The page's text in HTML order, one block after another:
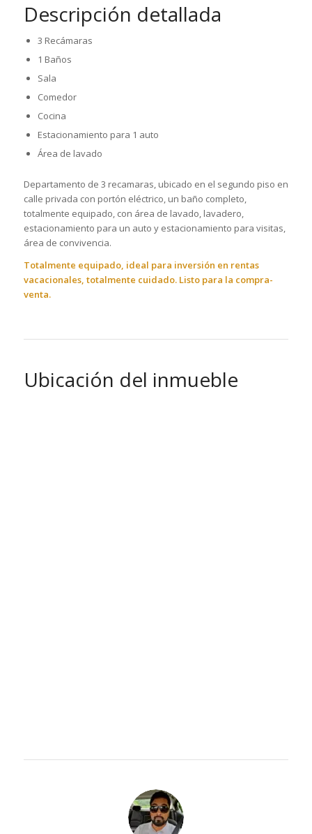
Descripción detallada
3 Recámaras
1 Baños
Sala
Comedor
Cocina
Estacionamiento para 1 auto
Área de lavado
Departamento de 3 recamaras, ubicado en el segundo piso en
calle privada con portón eléctrico, un baño completo,
totalmente equipado, con área de lavado, lavadero,
estacionamiento para un auto y estacionamiento para visitas,
área de convivencia.
Totalmente equipado, ideal para inversión en rentas
vacacionales, totalmente cuidado. Listo para la compra-
venta.
Ubicación del inmueble